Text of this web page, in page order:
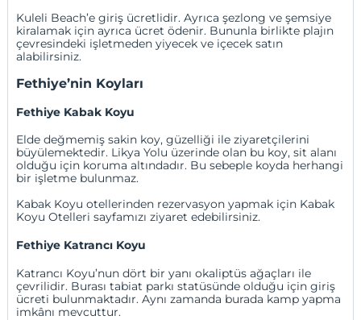
Kuleli Beach’e giriş ücretlidir. Ayrıca şezlong ve şemsiye
kiralamak için ayrıca ücret ödenir. Bununla birlikte plajın
çevresindeki işletmeden yiyecek ve içecek satın
alabilirsiniz.
Fethiye’nin Koyları
Fethiye Kabak Koyu
Elde değmemiş sakin koy, güzelliği ile ziyaretçilerini
büyülemektedir. Likya Yolu üzerinde olan bu koy, sit alanı
olduğu için koruma altındadır. Bu sebeple koyda herhangi
bir işletme bulunmaz.
Kabak Koyu otellerinden rezervasyon yapmak için Kabak
Koyu Otelleri sayfamızı ziyaret edebilirsiniz.
Fethiye Katrancı Koyu
Katrancı Koyu’nun dört bir yanı okaliptüs ağaçları ile
çevrilidir. Burası tabiat parkı statüsünde olduğu için giriş
ücreti bulunmaktadır. Aynı zamanda burada kamp yapma
imkânı mevcuttur.